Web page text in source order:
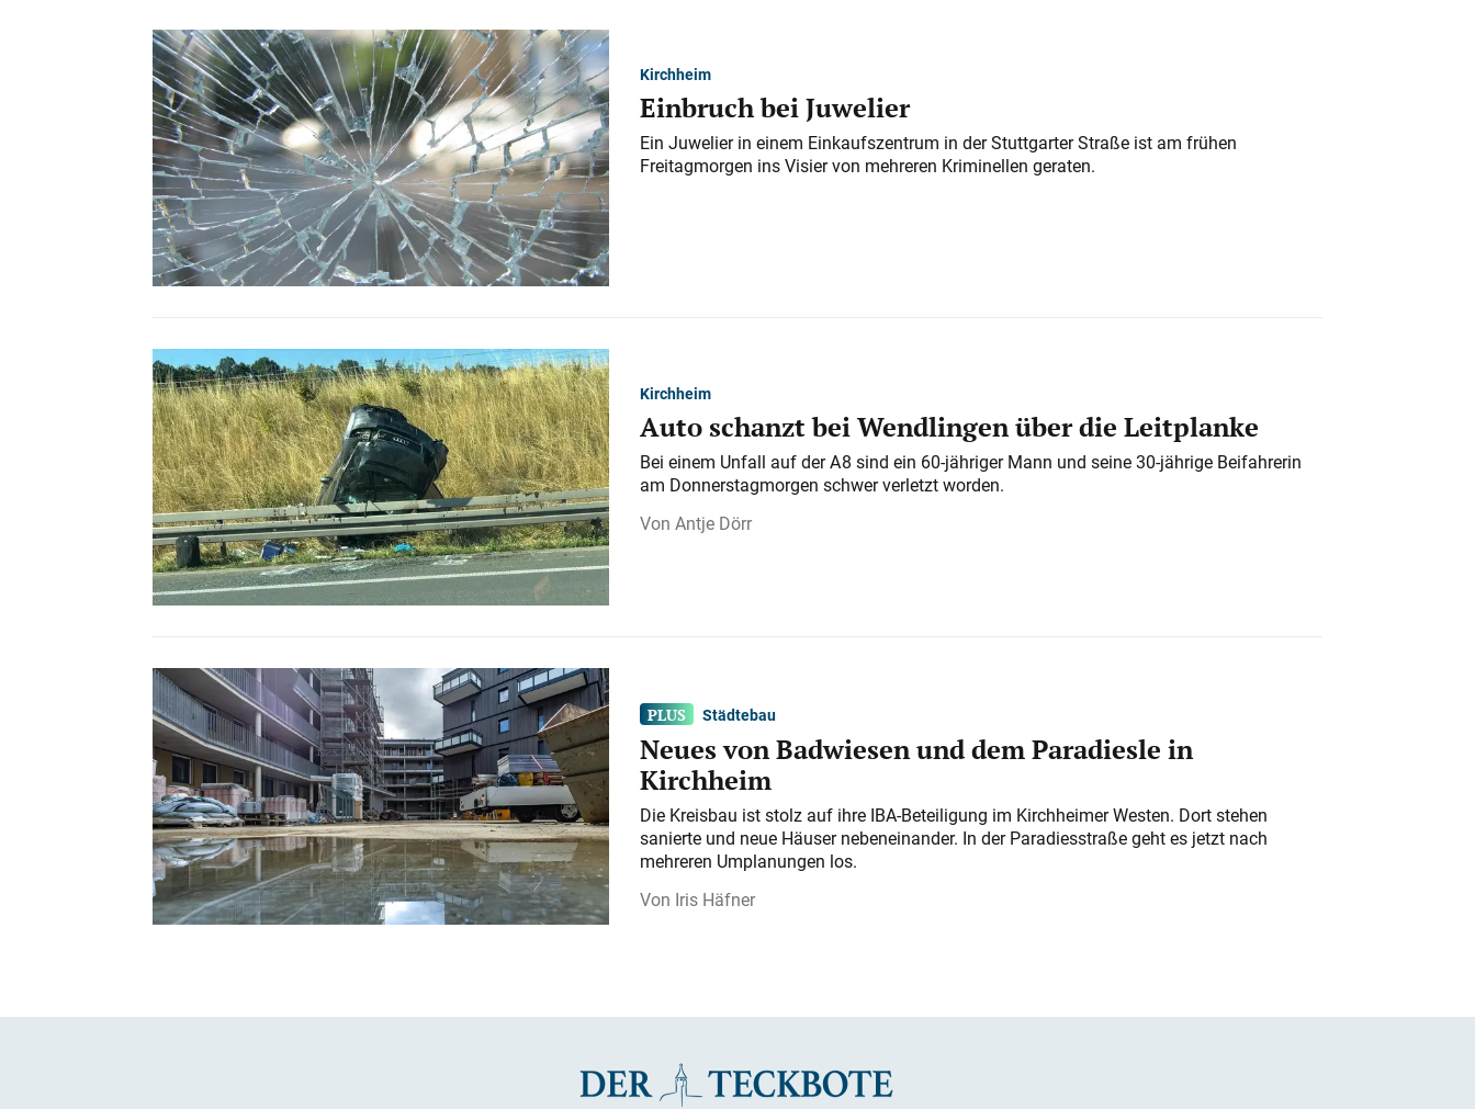
Kirchheim
Einbruch bei Juwelier
Ein Juwelier in einem Einkaufszentrum in der Stuttgarter Straße ist am frühen
Freitagmorgen ins Visier von mehreren Kriminellen geraten.
Kirchheim
Auto schanzt bei Wendlingen über die Leitplanke
Bei einem Unfall auf der A 8 sind ein 60-jähriger Mann und seine 30-jährige Beifahrerin
am Donnerstagmorgen schwer verletzt worden.
Antje Dörr
Städtebau
Neues von Badwiesen und dem Paradiesle in
Kirchheim
Die Kreisbau ist stolz auf ihre IBA-Beteiligung im Kirchheimer Westen. Dort stehen
sanierte und neue Häuser nebeneinander. In der Paradiesstraße geht es jetzt nach
mehreren Umplanungen los.
Iris Häfner